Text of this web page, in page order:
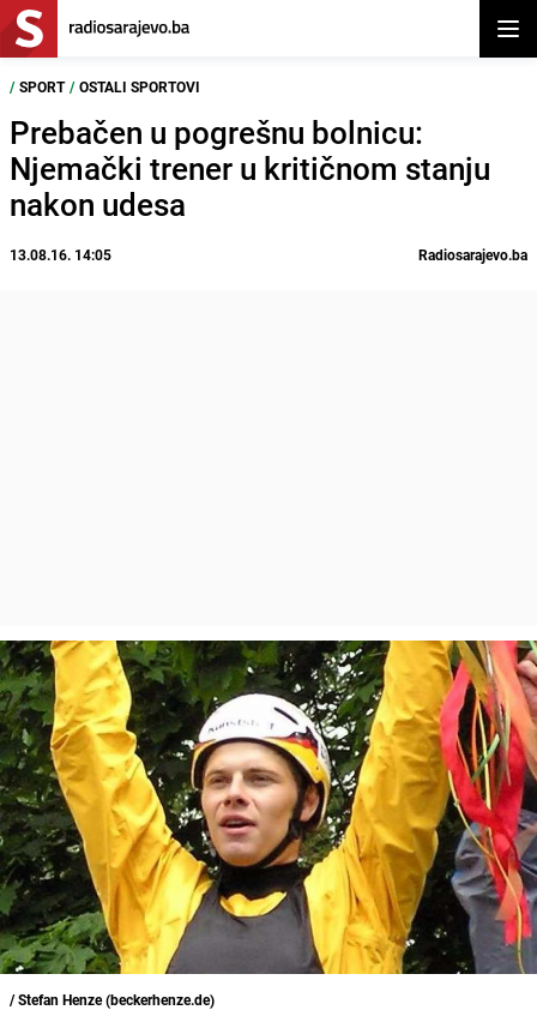
/ SPORT / OSTALI SPORTOVI
Prebačen u pogrešnu bolnicu:
Njemački trener u kritičnom stanju
nakon udesa
13.08.16. 14:05 Radiosarajevo.ba
/ Stefan Henze (beckerhenze.de)